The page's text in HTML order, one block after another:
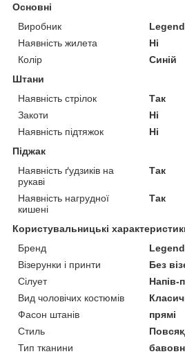
Основні
Виробник
Наявність жилета
Ні
Колір
Синій
Штани
Наявність стрілок
Так
Закоти
Ні
Наявність підтяжок
Ні
Піджак
Наявність ґудзиків на
рукаві
Так
Наявність нагрудної
кишені
Так
Користувальницькі
Бренд
Візерунки і принти
Без
Сілует
Напів-
Вид чоловічих костюмів
Фасон штанів
прямі
Стиль
Тип тканини